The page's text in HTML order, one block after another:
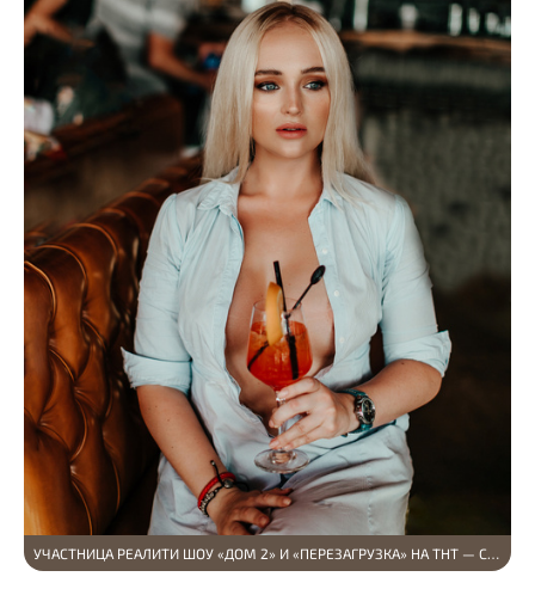
УЧАСТНИЦА РЕАЛИТИ ШОУ «ДОМ 2» И «ПЕРЕЗАГРУЗКА» НА ТНТ — СВЕТЛАНА КАЛЬМЕТОВА В Т…